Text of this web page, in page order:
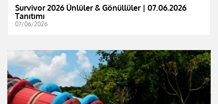
Survivor 2026 Ünlüler & Gönüllüler | 07.06.2026
Tanıtımı
07/06/2026